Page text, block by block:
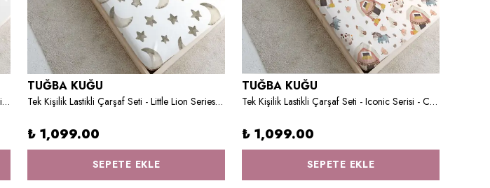
Tek Kişilik Lastikli Çarşaf Seti - Pure Baby Serisi - Mavi Kalpli Balon
TUĞBA KUĞU
Tek Kişilik Lastikli Çarşaf Seti - Little Lion Series - V Harfi
₺ 1,099.00
SEPETE EKLE
TUĞBA KUĞU
Tek Kişilik Lastikli Çarşaf Seti - Iconic Serisi - Cute Farm
₺ 1,099.00
SEPETE EKLE